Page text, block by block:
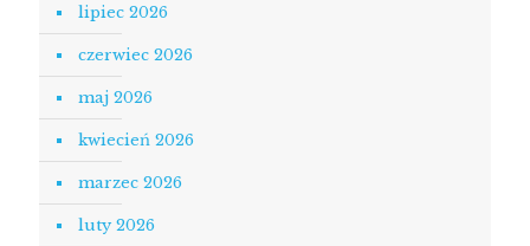
lipiec 2026
czerwiec 2026
maj 2026
kwiecień 2026
marzec 2026
luty 2026